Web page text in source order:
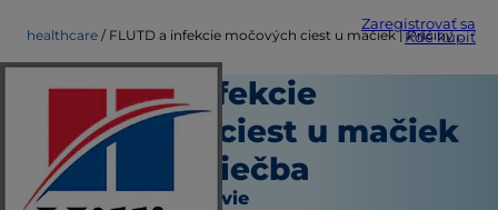
Zaregistrovať sa
Kde kúpiť
healthcare FLUTD a infekcie močových ciest u mačiek | Príčiny a liečba
FLUTD a infekcie
močových ciest u mačiek
| Príčiny a liečba
Starostlivosť o zdravie